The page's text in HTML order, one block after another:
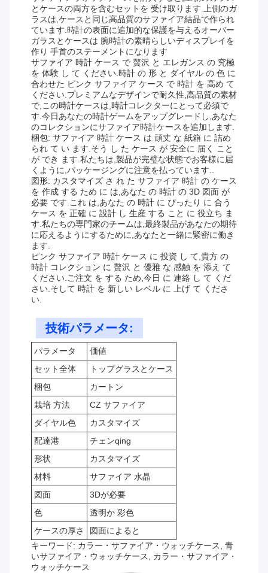
とケースの両方を含むセットを 受け取ります.上側のガ
ラスは,ケースと同じ高品質のサファイア結晶で作られ
ています.時計の表面に追加的な保護を与えるオーバー
ガラスとケースは 腕時計の素晴らしいディスプレイを
作り 手首のステーメントになります
サファイア 時計 ケース で 贅沢 と エレガンス の 究極
を 体験 し て ください.時計 の 形 と ダイヤル の 色 に
合わせた ピンク サファイア ケース で 時計 を 高め て
ください.プレミアムなデザインで耐久性,高品質の素材
で,この時計ケースは,時計コレクターにとって必須で
す.今日あなたの時計ゲームをアップグレードし,あなた
のコレクションにサファイア時計ケースを追加します.
梱包: サファイア 時計 ケース は 頑丈 な 紙箱 に 詰め
られ て い ます.そう し た ケース が 安全に 届く こと
が でき ます.私たちは,製品が完璧な状態でお客様に届
くように,パッケージングに注意を払っています..
図形: カスタマイズ さ れ た サファイア 時計 の ケース
を 作成 する ため に は,あなた の 時計 の 3D 図面 が
必要 です.これ は,あなた の 時計 に ぴったり に 合う
ケース を 正確 に 設計 し 生産 する こと に 役立ち ま
す.私たちの専門家のチームは,最終製品があなたの期待
に応えるようにするために,あなたと一緒に緊密に働き
ます.
ピンク サファイア 時計 ケース に 投資 し て,貴方 の
時計 コレクション に 贅沢 と 優雅 な 感触 を 添え て
ください.ご注文 を する ため,今日 に 連絡 し て くだ
さい.そして 時計 を 新しい レベル に 上げ て くださ
い.
技術パラメータ:
パラメータ
価値
セット全体
トップグラスとケース
梱包
カートン
栽培 方法
CZ サファイア
ダイヤル色
カスタマイズ
配達港
チェンqing
形状
カスタマイズ
材料
サファイア 水晶
図面
3Dが必要
色
透明か 彩色
ケースの厚さ
図面によると
キーワード: カラー・サファイア・ウォッチケース, 青
いサファイア・ウォッチケース, カラー・サファイア・
ウォッチケース